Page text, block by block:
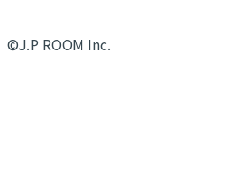
©J.P ROOM Inc.